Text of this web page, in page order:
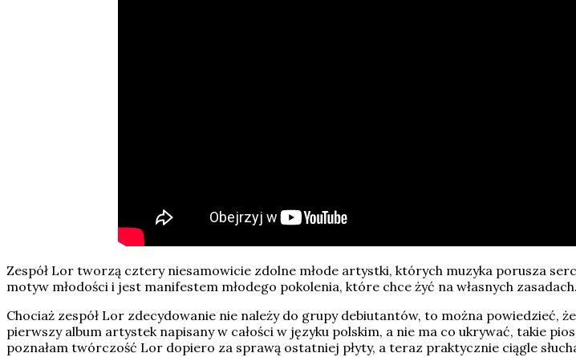
Zespół Lor tworzą cztery niesamowicie zdolne młode artystki, których muzyka porusza
motyw młodości i jest manifestem młodego pokolenia, które chce żyć na własnych zasadach.
Chociaż zespół Lor zdecydowanie nie należy do grupy debiutantów, to można powiedzieć,
pierwszy album artystek napisany w całości w języku polskim, a nie ma co ukrywać, takie
poznałam twórczość Lor dopiero za sprawą ostatniej płyty, a teraz praktycznie ciągle